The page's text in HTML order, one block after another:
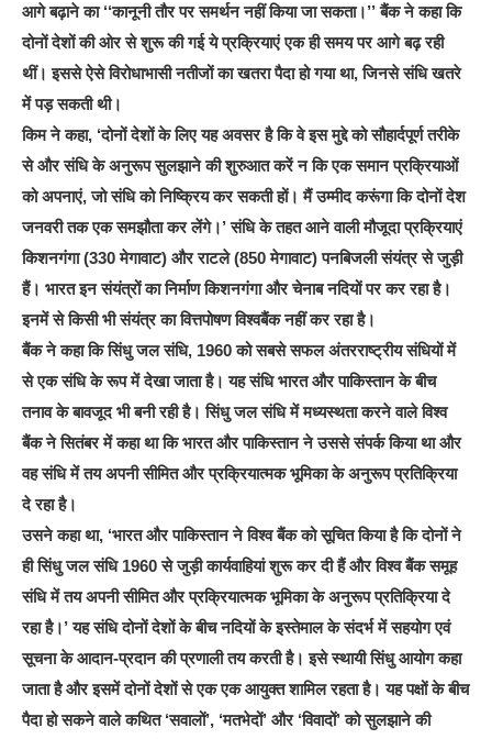
आगे बढ़ाने का ‘‘कानूनी तौर पर समर्थन नहीं किया जा सकता।’’ बैंक ने कहा कि
दोनों देशों की ओर से शुरू की गई ये प्रक्रियाएं एक ही समय पर आगे बढ़ रही
थीं। इससे ऐसे विरोधाभासी नतीजों का खतरा पैदा हो गया था, जिनसे संधि खतरे
में पड़ सकती थी।
किम ने कहा, ‘दोनों देशों के लिए यह अवसर है कि वे इस मुद्दे को सौहार्दपूर्ण तरीके
से और संधि के अनुरूप सुलझाने की शुरुआत करें न कि एक समान प्रक्रियाओं
को अपनाएं, जो संधि को निष्क्रिय कर सकती हों। मैं उम्मीद करूंगा कि दोनों देश
जनवरी तक एक समझौता कर लेंगे।’ संधि के तहत आने वाली मौजूदा प्रक्रियाएं
किशनगंगा (330 मेगावाट) और राटले (850 मेगावाट) पनबिजली संयंत्र से जुड़ी
हैं। भारत इन संयंत्रों का निर्माण किशनगंगा और चेनाब नदियों पर कर रहा है।
इनमें से किसी भी संयंत्र का वित्तपोषण विश्वबैंक नहीं कर रहा है।
बैंक ने कहा कि सिंधु जल संधि, 1960 को सबसे सफल अंतरराष्ट्रीय संधियों में
से एक संधि के रूप में देखा जाता है। यह संधि भारत और पाकिस्तान के बीच
तनाव के बावजूद भी बनी रही है। सिंधु जल संधि में मध्यस्थता करने वाले विश्व
बैंक ने सितंबर में कहा था कि भारत और पाकिस्तान ने उससे संपर्क किया था और
वह संधि में तय अपनी सीमित और प्रक्रियात्मक भूमिका के अनुरूप प्रतिक्रिया
दे रहा है।
उसने कहा था, ‘भारत और पाकिस्तान ने विश्व बैंक को सूचित किया है कि दोनों ने
ही सिंधु जल संधि 1960 से जुड़ी कार्यवाहियां शुरू कर दी हैं और विश्व बैंक समूह
संधि में तय अपनी सीमित और प्रक्रियात्मक भूमिका के अनुरूप प्रतिक्रिया दे
रहा है।’ यह संधि दोनों देशों के बीच नदियों के इस्तेमाल के संदर्भ में सहयोग एवं
सूचना के आदान-प्रदान की प्रणाली तय करती है। इसे स्थायी सिंधु आयोग कहा
जाता है और इसमें दोनों देशों से एक एक आयुक्त शामिल रहता है। यह पक्षों के बीच
पैदा हो सकने वाले कथित ‘सवालों’, ‘मतभेदों’ और ‘विवादों’ को सुलझाने की